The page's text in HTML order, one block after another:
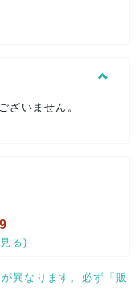
伴い、
なります。
ので、ご確認下さい
ざいません。
る)
異なります。必ず「販